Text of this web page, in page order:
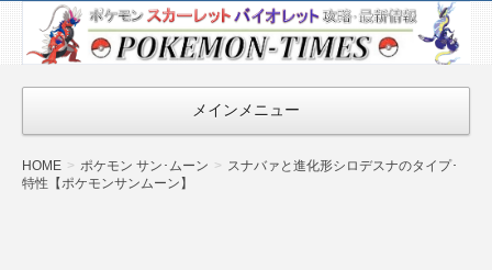
ポケモン最新
情報まとめ
『POKEMON-
TIMES』
メインメニュー
HOME ポケモン サン･ムーン
スナバァと進化形シロデスナのタイプ･
特性【ポケモンサンムーン】